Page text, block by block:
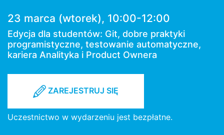
23 marca (wtorek), 10:00-12:00
Edycja dla studentów: Git, dobre praktyki
programistyczne, testowanie automatyczne,
kariera Analityka i Product Ownera
ZAREJESTRUJ SIĘ
Uczestnictwo w wydarzeniu jest bezpłatne.